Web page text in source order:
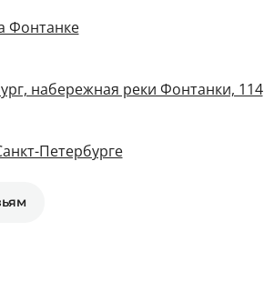
Фонтанке
набережная реки Фонтанки, 114
Петербурге